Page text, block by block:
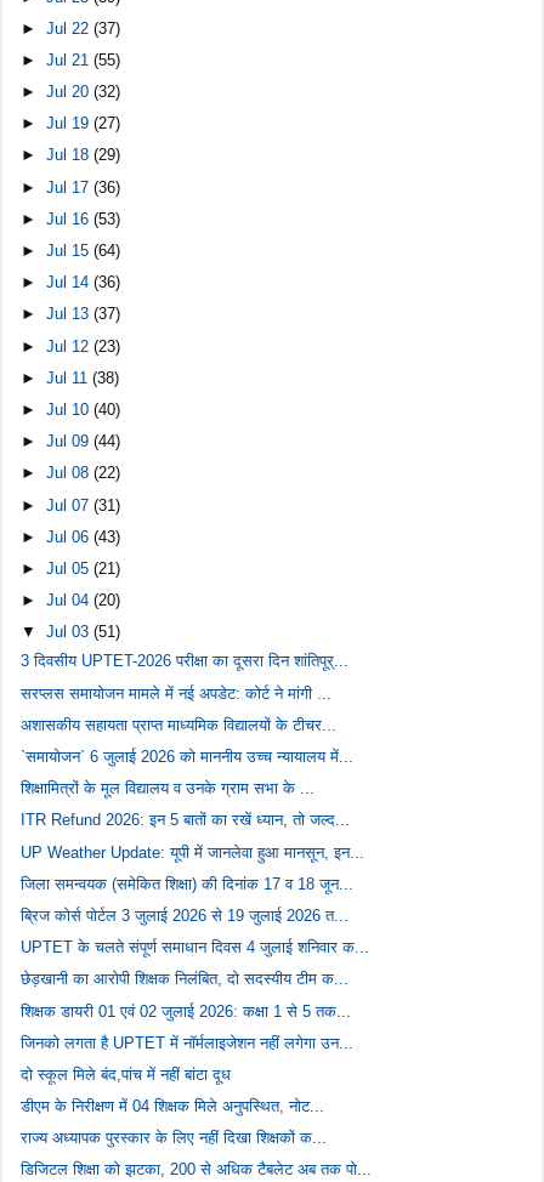
►Jul 22(37)
►Jul 21(55)
►Jul 20(32)
►Jul 19(27)
►Jul 18(29)
►Jul 17(36)
►Jul 16(53)
►Jul 15(64)
►Jul 14(36)
►Jul 13(37)
►Jul 12(23)
►Jul 11(38)
►Jul 10(40)
►Jul 09(44)
►Jul 08(22)
►Jul 07(31)
►Jul 06(43)
►Jul 05(21)
►Jul 04(20)
▼Jul 03(51)
3 दिवसीय UPTET-2026 परीक्षा का दूसरा दिन शांतिपूर्...
सरप्लस समायोजन मामले में नई अपडेट: कोर्ट ने मांगी ...
अशासकीय सहायता प्राप्त माध्यमिक विद्यालयों के टीचर...
`समायोजन` 6 जुलाई 2026 को माननीय उच्च न्यायालय में...
शिक्षामित्रों के मूल विद्यालय व उनके ग्राम सभा के ...
ITR Refund 2026: इन 5 बातों का रखें ध्यान, तो जल्द...
UP Weather Update: यूपी में जानलेवा हुआ मानसून, इन...
जिला समन्वयक (समेकित शिक्षा) की दिनांक 17 व 18 जून...
ब्रिज कोर्स पोर्टल 3 जुलाई 2026 से 19 जुलाई 2026 त...
UPTET के चलते संपूर्ण समाधान दिवस 4 जुलाई शनिवार क...
छेड़खानी का आरोपी शिक्षक निलंबित, दो सदस्यीय टीम क...
शिक्षक डायरी 01 एवं 02 जुलाई 2026: कक्षा 1 से 5 तक...
जिनको लगता है UPTET में नॉर्मलाइजेशन नहीं लगेगा उन...
दो स्कूल मिले बंद,पांच में नहीं बांटा दूध
डीएम के निरीक्षण में 04 शिक्षक मिले अनुपस्थित, नोट...
राज्य अध्यापक पुरस्कार के लिए नहीं दिखा शिक्षकों क...
डिजिटल शिक्षा को झटका, 200 से अधिक टैबलेट अब तक पो...